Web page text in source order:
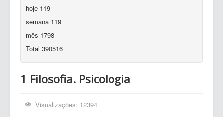
hoje 119
semana 119
mês 1798
Total 390516
1 Filosofia. Psicologia
Visualizações: 12394